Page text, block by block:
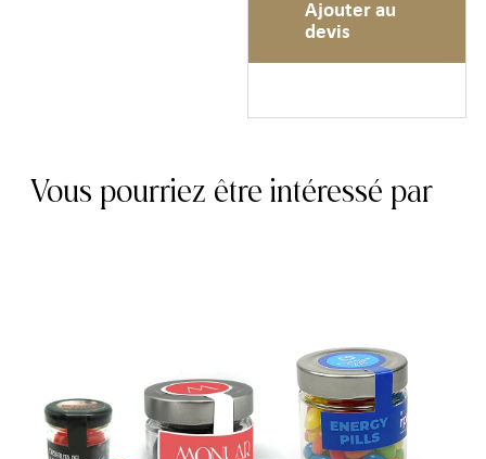
Ajouter au
devis
Vous pourriez être intéressé par